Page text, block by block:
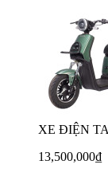
XE ĐIỆN
13,500,000₫